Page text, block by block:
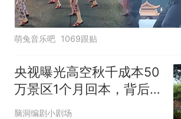
萌兔音乐吧 1069跟贴
央视曝光高空秋千成本50
万景区1个月回本，背后真
相让人后怕
脑洞编剧小剧场